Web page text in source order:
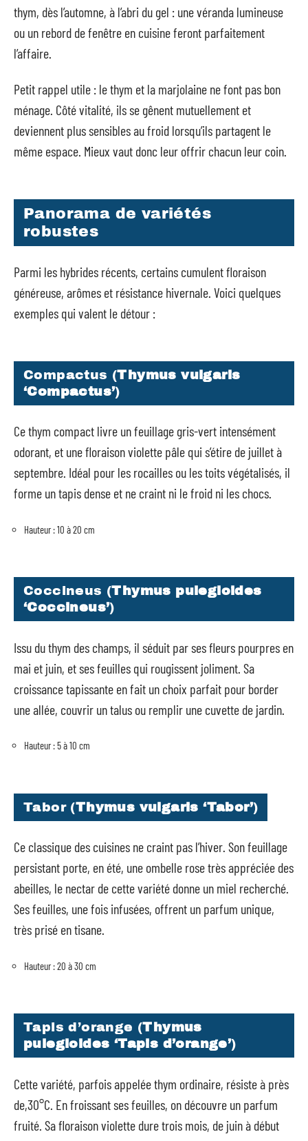
thym, dès l’automne, à l’abri du gel : une véranda lumineuse
ou un rebord de fenêtre en cuisine feront parfaitement
l’affaire.
Petit rappel utile : le thym et la marjolaine ne font pas bon
ménage. Côté vitalité, ils se gênent mutuellement et
deviennent plus sensibles au froid lorsqu’ils partagent le
même espace. Mieux vaut donc leur offrir chacun leur coin.
Panorama de variétés
robustes
Parmi les hybrides récents, certains cumulent floraison
généreuse, arômes et résistance hivernale. Voici quelques
exemples qui valent le détour :
Compactus (Thymus vulgaris
‘Compactus’)
Ce thym compact livre un feuillage gris-vert intensément
odorant, et une floraison violette pâle qui s’étire de juillet à
septembre. Idéal pour les rocailles ou les toits végétalisés, il
forme un tapis dense et ne craint ni le froid ni les chocs.
Hauteur : 10 à 20 cm
Coccineus (Thymus pulegioides
‘Coccineus’)
Issu du thym des champs, il séduit par ses fleurs pourpres en
mai et juin, et ses feuilles qui rougissent joliment. Sa
croissance tapissante en fait un choix parfait pour border
une allée, couvrir un talus ou remplir une cuvette de jardin.
Hauteur : 5 à 10 cm
Tabor (Thymus vulgaris ‘Tabor’)
Ce classique des cuisines ne craint pas l’hiver. Son feuillage
persistant porte, en été, une ombelle rose très appréciée des
abeilles, le nectar de cette variété donne un miel recherché.
Ses feuilles, une fois infusées, offrent un parfum unique,
très prisé en tisane.
Hauteur : 20 à 30 cm
Tapis d’orange (Thymus
pulegioides ‘Tapis d’orange’)
Cette variété, parfois appelée thym ordinaire, résiste à près
de,30°C. En froissant ses feuilles, on découvre un parfum
fruité. Sa floraison violette dure trois mois, de juin à début